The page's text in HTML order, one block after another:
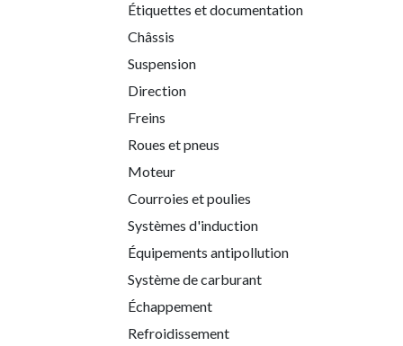
Étiquettes et documentation
Châssis
Suspension
Direction
Freins
Roues et pneus
Moteur
Courroies et poulies
Systèmes d'induction
Équipements antipollution
Système de carburant
Échappement
Refroidissement